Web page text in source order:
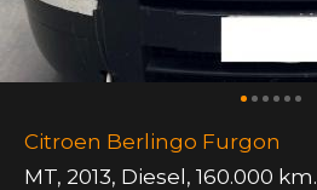
Citroen Berlingo Furgon
MT, 2013, Diesel, 160.000 km.